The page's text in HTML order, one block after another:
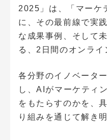
2025」は、「マーケ
に、その最前線で実
な成果事例、そして
る、2日間のオンライ
各分野のイノベータ
し、AIがマーケティ
をもたらすのかを、
り組みを通じて解き